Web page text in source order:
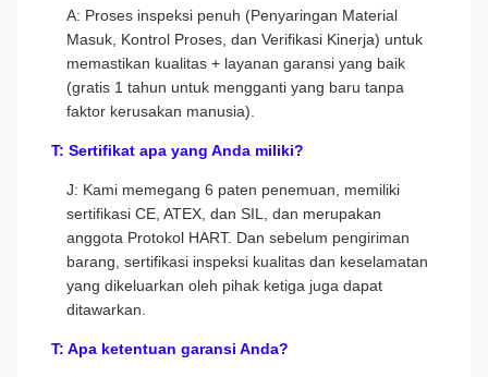
A: Proses inspeksi penuh (Penyaringan Material
Masuk, Kontrol Proses, dan Verifikasi Kinerja) untuk
memastikan kualitas + layanan garansi yang baik
(gratis 1 tahun untuk mengganti yang baru tanpa
faktor kerusakan manusia).
T: Sertifikat apa yang Anda miliki?
J: Kami memegang 6 paten penemuan, memiliki
sertifikasi CE, ATEX, dan SIL, dan merupakan
anggota Protokol HART. Dan sebelum pengiriman
barang, sertifikasi inspeksi kualitas dan keselamatan
yang dikeluarkan oleh pihak ketiga juga dapat
ditawarkan.
T: Apa ketentuan garansi Anda?